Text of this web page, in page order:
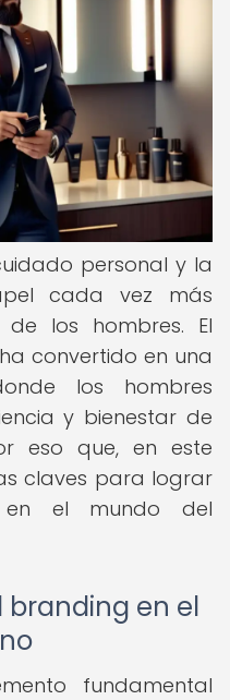
personal y la
cada vez más
los hombres. El
convertido en una
los hombres
y bienestar de
eso que, en este
claves para lograr
en el mundo del
branding en el
fundamental